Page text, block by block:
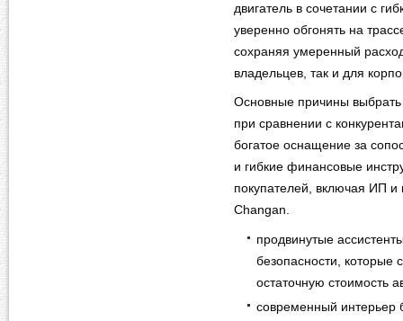
двигатель в сочетании с
уверенно обгонять на
сохраняя умеренный
владельцев, так и для
Основные причины
при сравнении с
богатое оснащение за
и гибкие финансовые
покупателей, включая ИП
Changan.
продвинутые
безопасности,
остаточную стоимость
современный интерьер